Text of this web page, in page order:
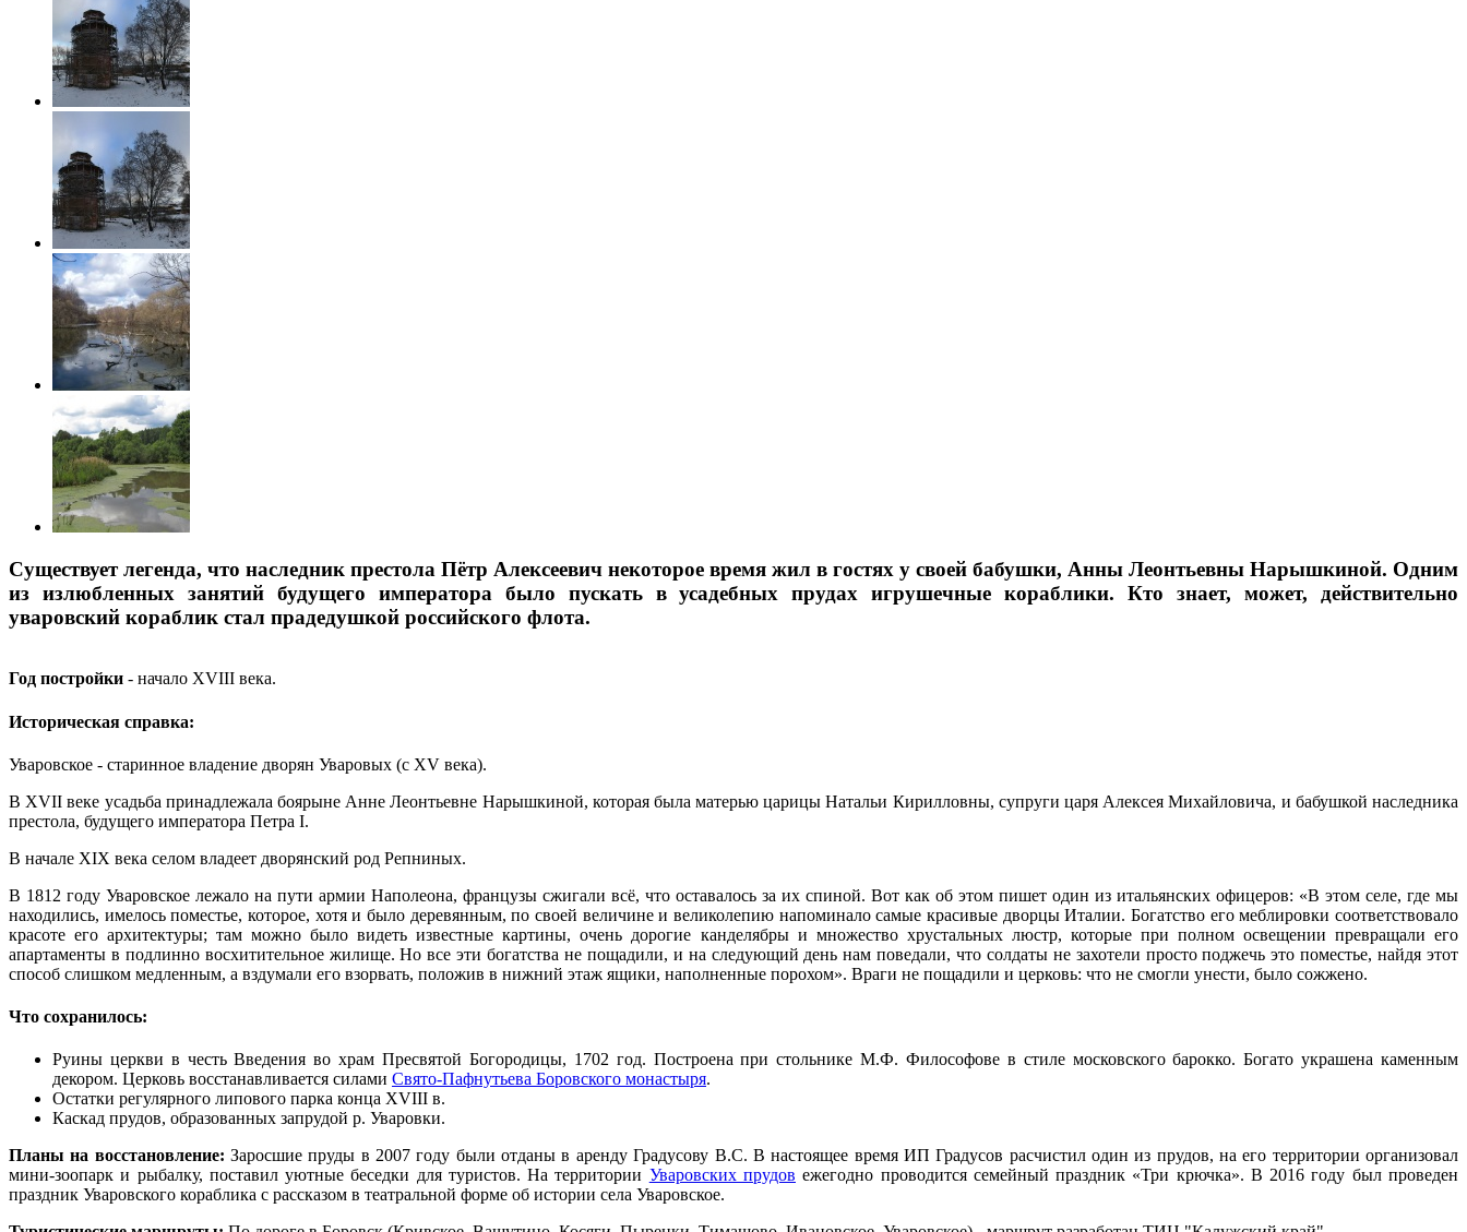
Существует легенда, что наследник престола Пётр Алексеевич некоторое время жил в гостях у своей бабушки, Анны Леонтьевны Нарышкиной. Одним
из излюбленных занятий будущего императора было пускать в усадебных прудах игрушечные кораблики. Кто знает, может, действительно
уваровский кораблик стал прадедушкой российского флота.
Год постройки - начало XVIII века.
Историческая справка:
Уваровское - старинное владение дворян Уваровых (с XV века).
В XVII веке усадьба принадлежала боярыне Анне Леонтьевне Нарышкиной, которая была матерью царицы Натальи Кирилловны, супруги царя Алексея Михайловича, и бабушкой наследника
престола, будущего императора Петра I.
В начале XIX века селом владеет дворянский род Репниных.
В 1812 году Уваровское лежало на пути армии Наполеона, французы сжигали всё, что оставалось за их спиной. Вот как об этом пишет один из итальянских офицеров: «В этом селе, где мы
находились, имелось поместье, которое, хотя и было деревянным, по своей величине и великолепию напоминало самые красивые дворцы Италии. Богатство его меблировки соответствовало
красоте его архитектуры; там можно было видеть известные картины, очень дорогие канделябры и множество хрустальных люстр, которые при полном освещении превращали его
апартаменты в подлинно восхитительное жилище. Но все эти богатства не пощадили, и на следующий день нам поведали, что солдаты не захотели просто поджечь это поместье, найдя этот
способ слишком медленным, а вздумали его взорвать, положив в нижний этаж ящики, наполненные порохом». Враги не пощадили и церковь: что не смогли унести, было сожжено.
Что сохранилось:
Руины церкви в честь Введения во храм Пресвятой Богородицы, 1702 год. Построена при стольнике М.Ф. Философове в стиле московского барокко. Богато украшена каменным
декором. Церковь восстанавливается силами Свято-Пафнутьева Боровского монастыря.
Остатки регулярного липового парка конца XVIII в.
Каскад прудов, образованных запрудой р. Уваровки.
Планы на восстановление: Заросшие пруды в 2007 году были отданы в аренду Градусову В.С. В настоящее время ИП Градусов расчистил один из прудов, на его территории организовал
мини-зоопарк и рыбалку, поставил уютные беседки для туристов. На территории Уваровских прудов ежегодно проводится семейный праздник «Три крючка». В 2016 году был проведен
праздник Уваровского кораблика с рассказом в театральной форме об истории села Уваровское.